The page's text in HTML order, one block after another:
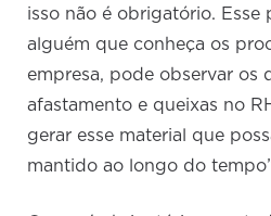
isso não é obrigatório. Esse
alguém que conheça os
empresa, pode observar os
afastamento e queixas no
gerar esse material que
mantido ao longo do